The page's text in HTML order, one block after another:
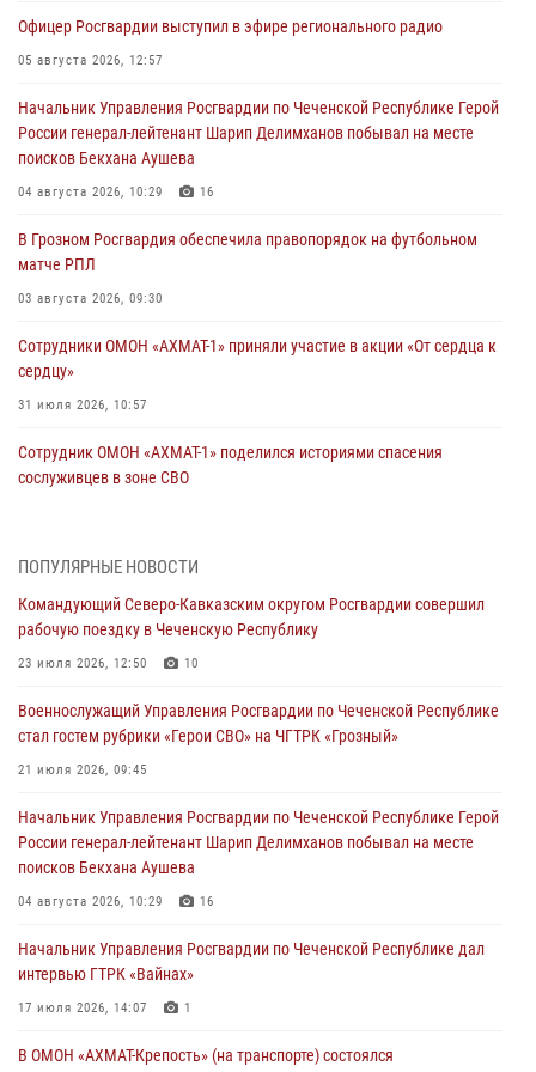
Офицер Росгвардии выступил в эфире регионального радио
05 августа 2026, 12:57
Начальник Управления Росгвардии по Чеченской Республике Герой
России генерал-лейтенант Шарип Делимханов побывал на месте
поисков Бекхана Аушева
04 августа 2026, 10:29 16
В Грозном Росгвардия обеспечила правопорядок на футбольном
матче РПЛ
03 августа 2026, 09:30
Сотрудники ОМОН «АХМАТ-1» приняли участие в акции «От сердца к
сердцу»
31 июля 2026, 10:57
Сотрудник ОМОН «АХМАТ-1» поделился историями спасения
сослуживцев в зоне СВО
Командующий Северо-Кавказским округом Росгвардии совершил
23 июля 2026, 12:50
Военнослужащий Управления Росгвардии по Чеченской Республике
21 июля 2026, 09:45
В ДНР росгвардейцы уничтожили около 80 вражеских
19 июля 2026, 13:50
В Грозном Росгвардия обеспечила безопасность конно-спортивных
соревнований
ПОПУЛЯРНЫЕ НОВОСТИ
Командующий Северо-Кавказским округом Росгвардии совершил
рабочую поездку в Чеченскую Республику
23 июля 2026, 12:50 10
Военнослужащий Управления Росгвардии по Чеченской Республике
стал гостем рубрики «Герои СВО» на ЧГТРК «Грозный»
21 июля 2026, 09:45
Начальник Управления Росгвардии по Чеченской Республике Герой
России генерал-лейтенант Шарип Делимханов побывал на месте
поисков Бекхана Аушева
04 августа 2026, 10:29 16
Начальник Управления Росгвардии по Чеченской Республике дал
интервью ГТРК «Вайнах»
17 июля 2026, 14:07 1
В ОМОН «АХМАТ-Крепость» (на транспорте) состоялся